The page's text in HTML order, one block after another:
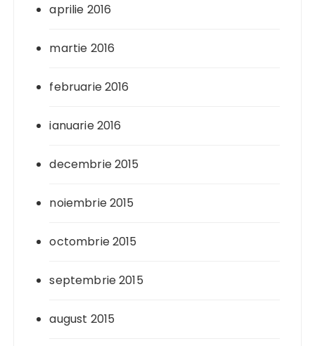
aprilie 2016
martie 2016
februarie 2016
ianuarie 2016
decembrie 2015
noiembrie 2015
octombrie 2015
septembrie 2015
august 2015